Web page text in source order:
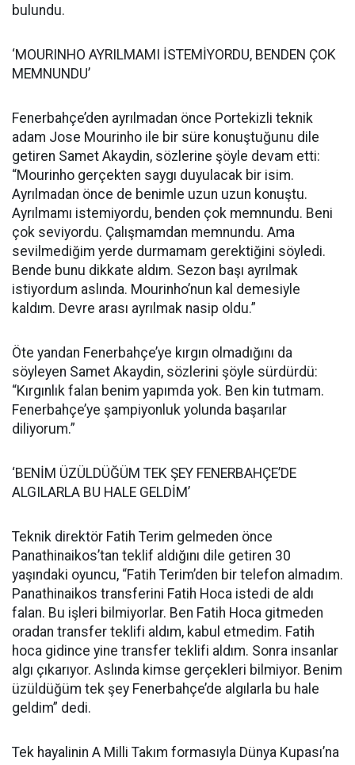
bulundu.
‘MOURINHO AYRILMAMI İSTEMİYORDU, BENDEN ÇOK
MEMNUNDU’
Fenerbahçe’den ayrılmadan önce Portekizli teknik
adam Jose Mourinho ile bir süre konuştuğunu dile
getiren Samet Akaydin, sözlerine şöyle devam etti:
“Mourinho gerçekten saygı duyulacak bir isim.
Ayrılmadan önce de benimle uzun uzun konuştu.
Ayrılmamı istemiyordu, benden çok memnundu. Beni
çok seviyordu. Çalışmamdan memnundu. Ama
sevilmediğim yerde durmamam gerektiğini söyledi.
Bende bunu dikkate aldım. Sezon başı ayrılmak
istiyordum aslında. Mourinho’nun kal demesiyle
kaldım. Devre arası ayrılmak nasip oldu.”
Öte yandan Fenerbahçe’ye kırgın olmadığını da
söyleyen Samet Akaydin, sözlerini şöyle sürdürdü:
“Kırgınlık falan benim yapımda yok. Ben kin tutmam.
Fenerbahçe’ye şampiyonluk yolunda başarılar
diliyorum.”
‘BENİM ÜZÜLDÜĞÜM TEK ŞEY FENERBAHÇE’DE
ALGILARLA BU HALE GELDİM’
Teknik direktör Fatih Terim gelmeden önce
Panathinaikos’tan teklif aldığını dile getiren 30
yaşındaki oyuncu, “Fatih Terim’den bir telefon almadım.
Panathinaikos transferini Fatih Hoca istedi de aldı
falan. Bu işleri bilmiyorlar. Ben Fatih Hoca gitmeden
oradan transfer teklifi aldım, kabul etmedim. Fatih
hoca gidince yine transfer teklifi aldım. Sonra insanlar
algı çıkarıyor. Aslında kimse gerçekleri bilmiyor. Benim
üzüldüğüm tek şey Fenerbahçe’de algılarla bu hale
geldim” dedi.
Tek hayalinin A Milli Takım formasıyla Dünya Kupası’na